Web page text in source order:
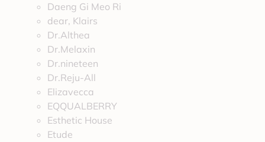
Daeng Gi Meo Ri
dear, Klairs
Dr.Althea
Dr.Melaxin
Dr.nineteen
Dr.Reju-All
Elizavecca
EQQUALBERRY
Esthetic House
Etude